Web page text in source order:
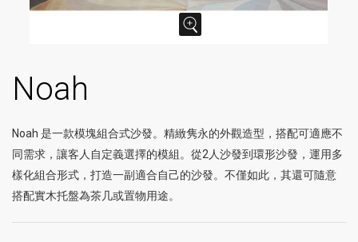
Noah
Noah 是一款模塊組合式沙發。精緻隽永的外觀造型，搭配可適應不
同需求，讓客人自定義選擇的模組。從2人沙發到環形沙發，運用多
樣化組合形式，打造一副適合自己的沙發。不僅如此，其還可隨意
搭配實木托盤為茶几或置物用途。